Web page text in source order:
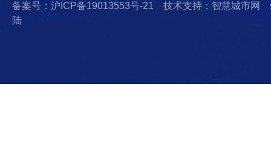
备案号：沪ICP备19013553号-21 技术支持：智慧城市网
陆